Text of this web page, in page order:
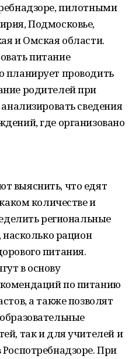
пилотными
Подмосковье,
и Омская области.
питание
планирует проводить
родителей при
сведения
где организовано
выяснить, что едят
количестве и
региональные
насколько рацион
питания.
в основу
по питанию
а также позволят
так и для учителей и
При